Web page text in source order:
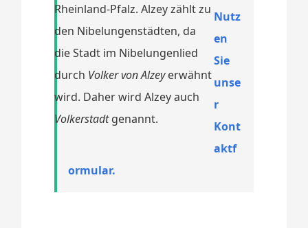
Rheinland-Pfalz. Alzey zählt zu
den Nibelungenstädten, da
die Stadt im Nibelungenlied
durch Volker von Alzeyerwähnt
wird. Daher wird Alzey auch
Volkerstadtgenannt.
Nutz
en
Sie
unse
r
Kont
aktf
ormular.